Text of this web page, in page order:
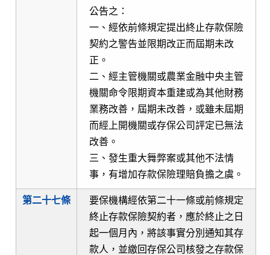
公告之：
一、經依前條規定提出終止存款保險
契約之警告並限期改正而屆期未改
正。
二、經主管機關或農業金融中央主管
機關命令限期資本重建或為其他財務
業務改善，屆期未改善，或雖未屆期
而經上開機關或存保公司評定已無法
改善。
三、發生重大舞弊案或其他不法情
事，有增加存款保險理賠負擔之虞。
第二十七條
要保機構經依第二十一條或前條規定
終止存款保險契約者，應於終止之日
起一個月內，將該事實分別通知其存
款人，並繳回存保公司核發之存款保